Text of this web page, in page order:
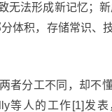
无法形成新记忆；
体积，存储常识、
者分工不同，却不
等人的工作[1]发